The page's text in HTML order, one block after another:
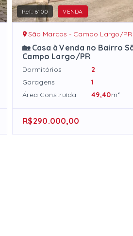
Ref.: 6100 VENDA
São Marcos - Campo Largo/PR
🏡 Casa à Venda no Bairro
Campo Largo/PR
Dormitórios
2
Garagens
1
Área Construída
49,40m²
R$290.000,00